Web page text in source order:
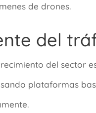
de drones.
del
del sector
plataformas